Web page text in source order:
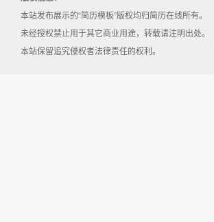
本站发布展示的“简历模板”版权均归简历在线所有。
未经授权禁止用于其它商业用途，转载请注明出处。
本站保留追究侵权者法律责任的权利。